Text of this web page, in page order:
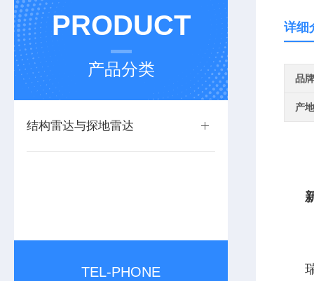
PRODUCT
产品分类
结构雷达与探地雷达
TEL-PHONE
详细
品牌
产